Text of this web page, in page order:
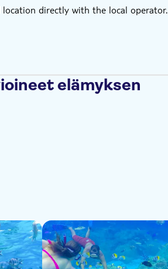
directly with the local operator.
elämyksen